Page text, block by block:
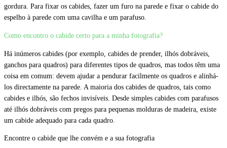
gordura. Para fixar os cabides, fazer um furo na parede e fixar o cabide do
espelho à parede com uma cavilha e um parafuso.
Como encontro o cabide certo para a minha fotografia?
Há inúmeros cabides (por exemplo, cabides de prender, ilhós dobráveis,
ganchos para quadros) para diferentes tipos de quadros, mas todos têm uma
coisa em comum: devem ajudar a pendurar facilmente os quadros e alinhá-
los directamente na parede. A maioria dos cabides de quadros, tais como
cabides e ilhós, são fechos invisíveis. Desde simples cabides com parafusos
até ilhós dobráveis com pregos para pequenas molduras de madeira, existe
um cabide adequado para cada quadro.
Encontre o cabide que lhe convém e a sua fotografia